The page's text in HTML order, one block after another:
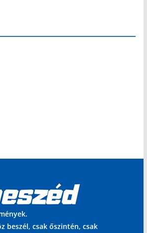
beszél, csak őszintén, csak